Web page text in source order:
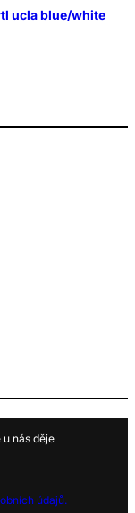
ucla blue/white
nás děje
údajů.